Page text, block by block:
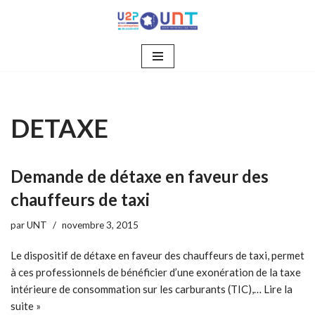
DETAXE
Demande de détaxe en faveur des
chauffeurs de taxi
parUNT novembre 3, 2015
Le dispositif de détaxe en faveur des chauffeurs de taxi, permet
à ces professionnels de bénéficier d’une exonération de la taxe
intérieure de consommation sur les carburants (TIC),… Lire la
suite »